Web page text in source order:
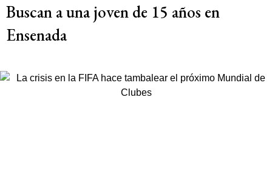
Buscan a una joven de 15 años en
Ensenada